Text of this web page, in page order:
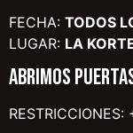
FECHA: TODOS
LUGAR: LA
ABRIMOS
RESTRICCIONES: